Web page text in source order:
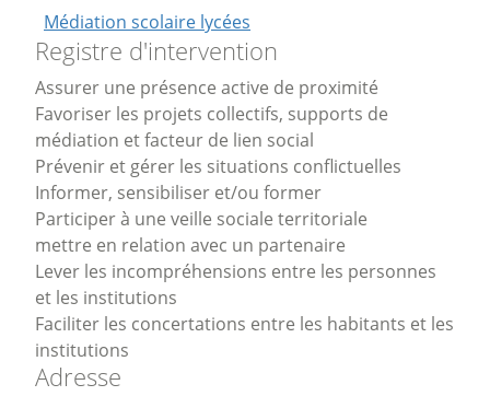
Médiation scolaire lycées
Registre d'intervention
Assurer une présence active de proximité
Favoriser les projets collectifs, supports de
médiation et facteur de lien social
Prévenir et gérer les situations conflictuelles
Informer, sensibiliser et/ou former
Participer à une veille sociale territoriale
mettre en relation avec un partenaire
Lever les incompréhensions entre les personnes
et les institutions
Faciliter les concertations entre les habitants et les
institutions
Adresse